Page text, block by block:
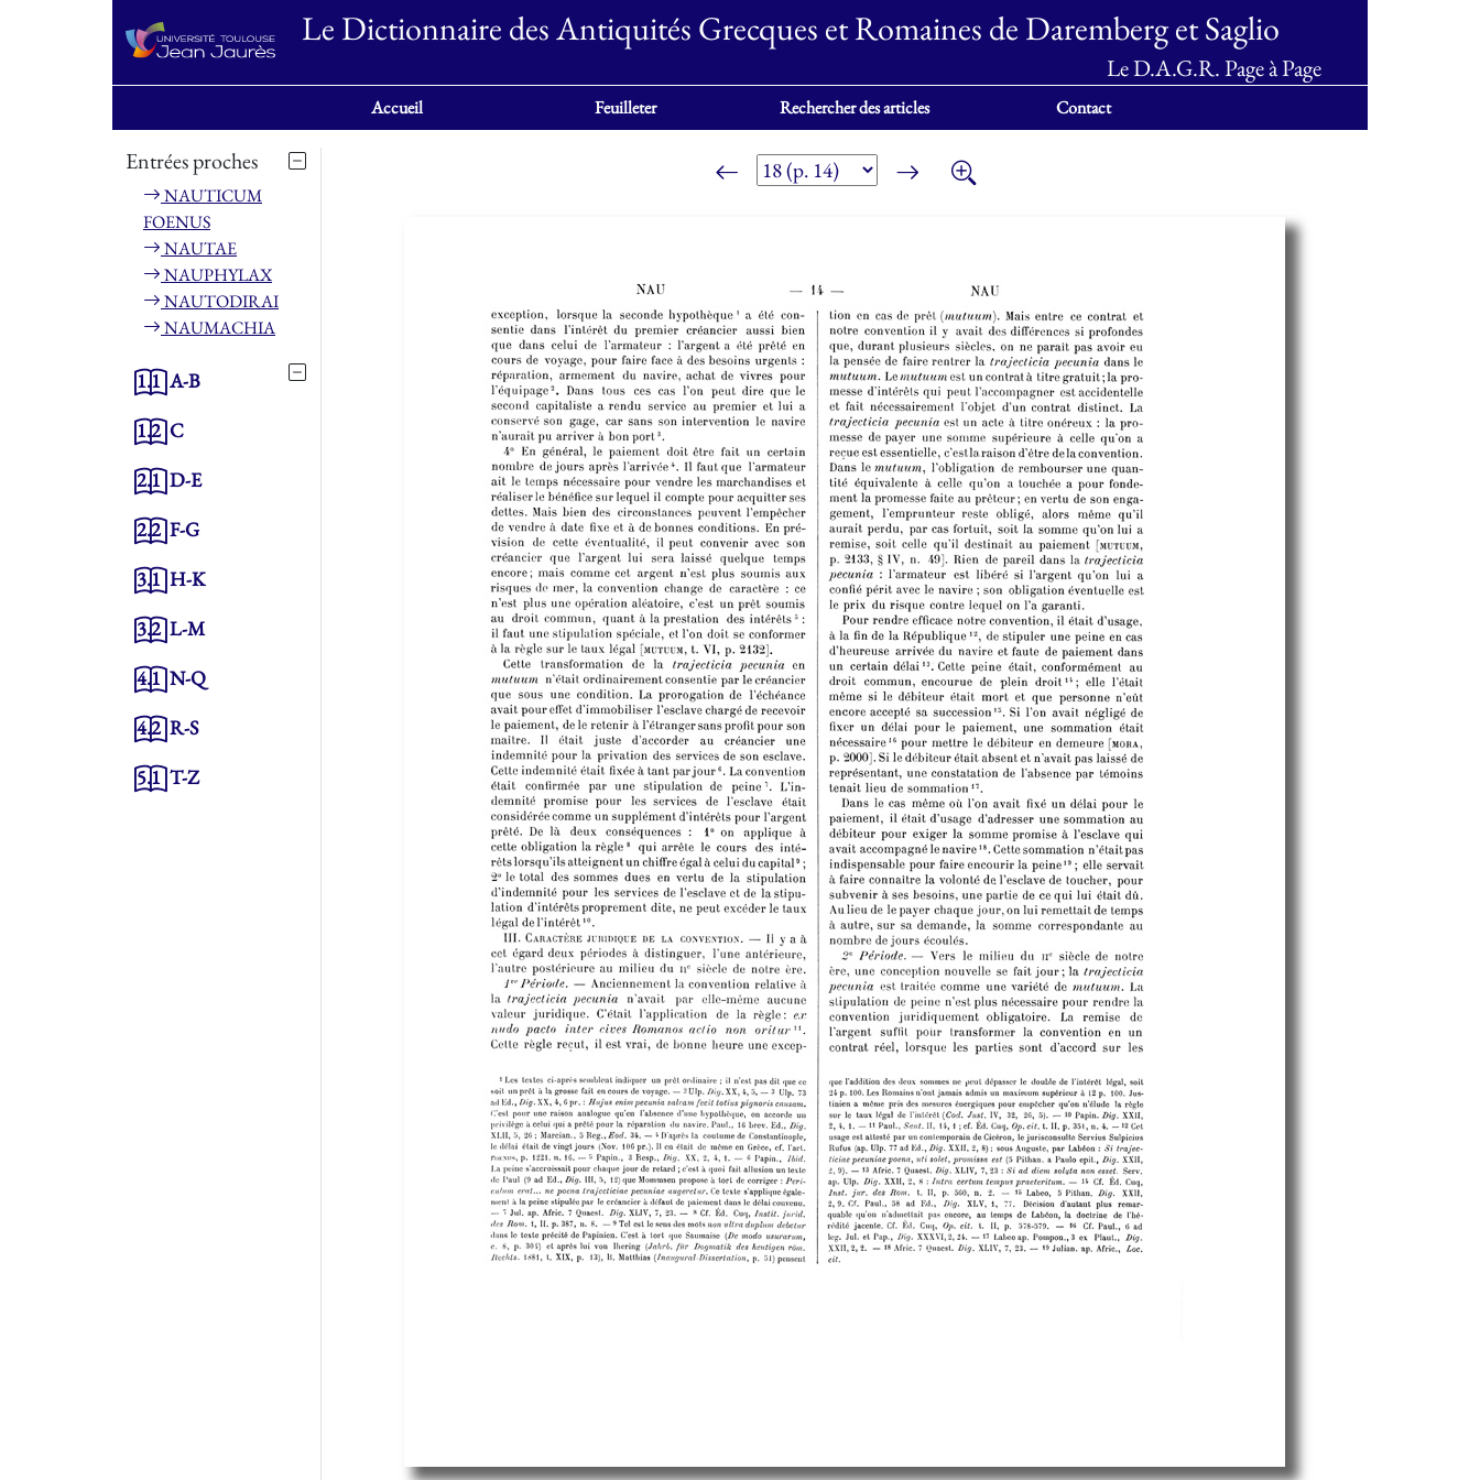
Le Dictionnaire des Antiquités Grecques et Romaines de Daremberg et Saglio
Le D.A.G.R. Page à Page
Accueil Feuilleter Rechercher des articles Contact
Entrées proches
NAUTICUM
FOENUS
NAUTAE
NAUPHYLAX
NAUTODIRAI
NAUMACHIA
1.1A-B
1.2C
2.1D-E
2.2F-G
3.1H-K
3.2L-M
4.1N-Q
4.2R-S
5.1T-Z